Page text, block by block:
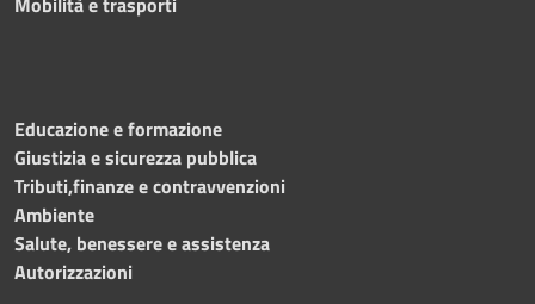
Educazione e formazione
Giustizia e sicurezza pubblica
Tributi,finanze e contravvenzioni
Ambiente
Salute, benessere e assistenza
Autorizzazioni